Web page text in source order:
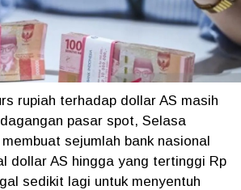
rupiah terhadap dollar AS masih
pasar spot, Selasa
sejumlah bank nasional
dollar AS hingga yang tertinggi Rp
sedikit lagi untuk menyentuh